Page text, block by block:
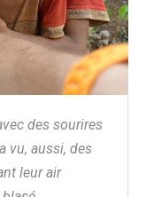
des sourires
vu, aussi, des
leur air